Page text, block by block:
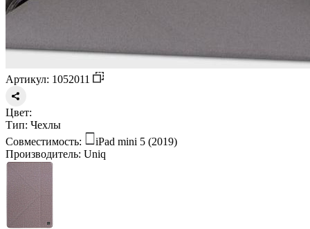
Артикул: 1052011
Цвет:
Тип: Чехлы
Совместимость:
iPad mini 5 (2019)
Производитель: Uniq